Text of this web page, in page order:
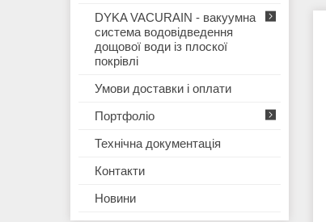
DYKA VACURAIN - вакуумна
система водовідведення
дощової води із плоскої
покрівлі
Умови доставки і оплати
Портфоліо
Технічна документація
Контакти
Новини